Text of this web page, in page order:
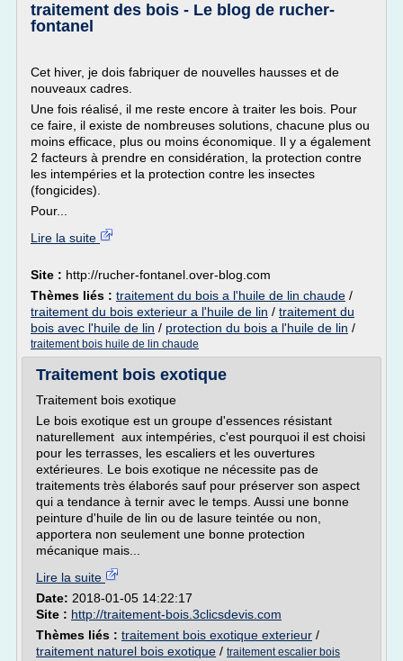
traitement des bois - Le blog de rucher-
fontanel
Cet hiver, je dois fabriquer de nouvelles hausses et de
nouveaux cadres.
Une fois réalisé, il me reste encore à traiter les bois. Pour
ce faire, il existe de nombreuses solutions, chacune plus ou
moins efficace, plus ou moins économique. Il y a également
2 facteurs à prendre en considération, la protection contre
les intempéries et la protection contre les insectes
(fongicides).
Pour...
Lire la suite
Site : http://rucher-fontanel.over-blog.com
Thèmes liés : traitement du bois a l'huile de lin chaude /
traitement du bois exterieur a l'huile de lin / traitement du
bois avec l'huile de lin / protection du bois a l'huile de lin /
traitement bois huile de lin chaude
Traitement bois exotique
Traitement bois exotique
Le bois exotique est un groupe d'essences résistant
naturellement aux intempéries, c'est pourquoi il est choisi
pour les terrasses, les escaliers et les ouvertures
extérieures. Le bois exotique ne nécessite pas de
traitements très élaborés sauf pour préserver son aspect
qui a tendance à ternir avec le temps. Aussi une bonne
peinture d'huile de lin ou de lasure teintée ou non,
apportera non seulement une bonne protection
mécanique mais...
Lire la suite
Date: 2018-01-05 14:22:17
Site : http://traitement-bois.3clicsdevis.com
Thèmes liés : traitement bois exotique exterieur /
traitement naturel bois exotique / traitement escalier bois